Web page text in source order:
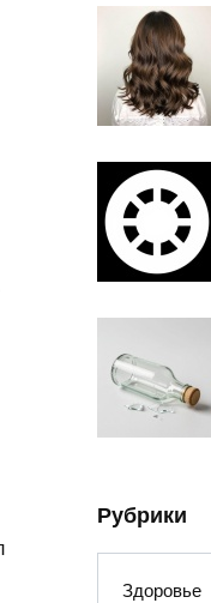
Рубрики
Здоровье